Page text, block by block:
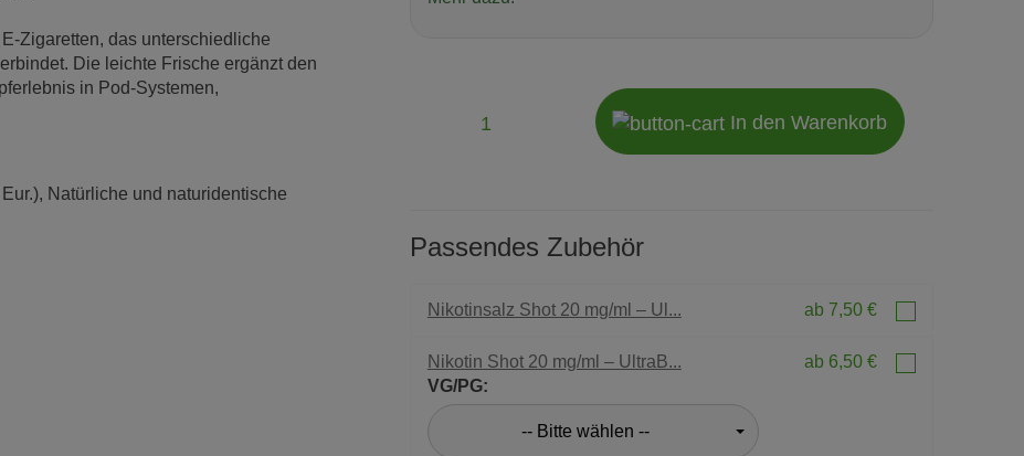
Zigaretten, das unterschiedliche
Die leichte Frische ergänzt den
in Pod-Systemen,
Natürliche und naturidentische
1 In den Warenkorb
Passendes Zubehör
Nikotinsalz Shot 20 mg/ml – Ul... ab 7,50 €
Nikotin Shot 20 mg/ml – UltraB...
ab 6,50 €
VG/PG:
-- Bitte wählen --